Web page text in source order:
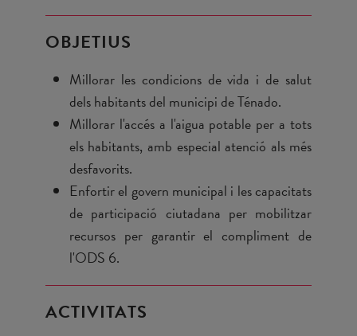
OBJETIUS
Millorar les condicions de vida i de salut
dels habitants del municipi de Ténado.
Millorar l'accés a l'aigua potable per a tots
els habitants, amb especial atenció als més
desfavorits.
Enfortir el govern municipal i les capacitats
de participació ciutadana per mobilitzar
recursos per garantir el compliment de
l'ODS 6.
ACTIVITATS